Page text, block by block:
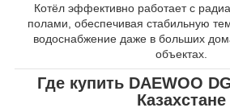
Котёл эффективно работает с
полами, обеспечивая стабильную
водоснабжение даже в больших
объектах.
Где купить DAEWOO
Казахстане